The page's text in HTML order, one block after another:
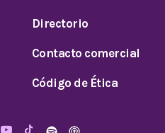
Directorio
Contacto comercial
Código de Ética